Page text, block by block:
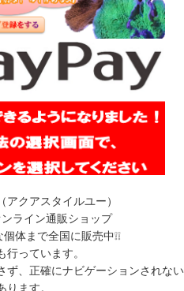
クアスタイルユー）
ライン通販ショップ
体まで全国に販売中❕❕
行っています。
ず、正確にナビゲーションされない
ります。